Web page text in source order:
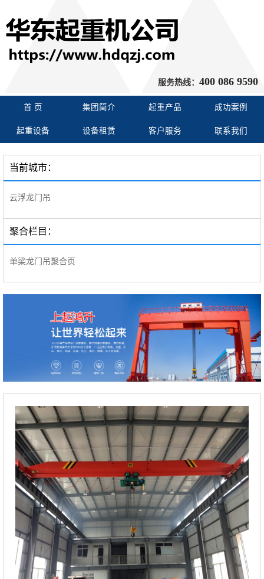
服务热线： 400 086 9590
首 页 集团简介 起重产品 成功案例
起重设备 设备租赁 客户服务 联系我们
当前城市：
云浮龙门吊
聚合栏目：
单梁龙门吊聚合页